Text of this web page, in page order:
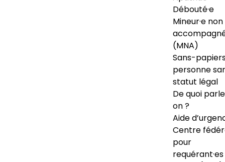
Débouté·e
Mineur·e non
(MNA)
Sans-
personne
statut légal
De quoi
on ?
Aide
Centre
pour
requérant·es